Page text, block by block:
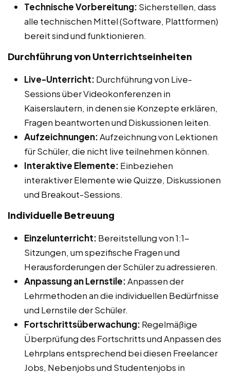
Technische Vorbereitung: Sicherstellen, dass
alle technischen Mittel (Software, Plattformen)
bereit sind und funktionieren.
Durchführung von Unterrichtseinheiten
Live-Unterricht: Durchführung von Live-
Sessions über Videokonferenzen in
Kaiserslautern, in denen sie Konzepte erklären,
Fragen beantworten und Diskussionen leiten.
Aufzeichnungen:Aufzeichnung von Lektionen
für Schüler, die nicht live teilnehmen können.
Interaktive Elemente: Einbeziehen
interaktiver Elemente wie Quizze, Diskussionen
und Breakout-Sessions.
Individuelle Betreuung
Einzelunterricht: Bereitstellung von 1:1-
Sitzungen, um spezifische Fragen und
Herausforderungen der Schüler zu adressieren.
Anpassung an Lernstile:Anpassen der
Lehrmethoden an die individuellen Bedürfnisse
und Lernstile der Schüler.
Fortschrittsüberwachung: Regelmäßige
Überprüfung des Fortschritts und Anpassen des
Lehrplans entsprechend bei diesen Freelancer
Jobs, Nebenjobs und Studentenjobs in